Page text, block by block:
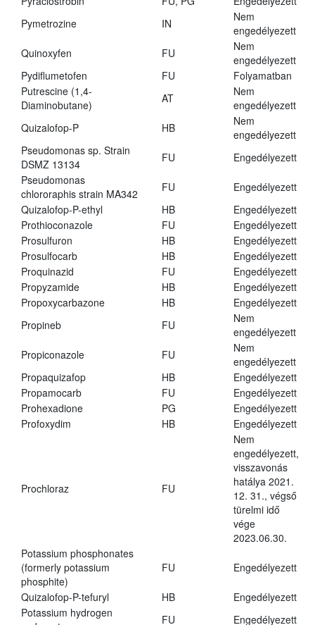
Pymetrozine
IN
Nem
engedélyezett
Quinoxyfen
FU
Nem
engedélyezett
Pydiflumetofen
FU
Folyamatban
Putrescine (1,4-
Diaminobutane)
AT
Nem
engedélyezett
Quizalofop-P
HB
Nem
engedélyezett
Pseudomonas sp. Strain
DSMZ 13134
FU
Engedélyezett
Pseudomonas
chlororaphis strain MA342
FU
Engedélyezett
Quizalofop-P-ethyl
HB
Engedélyezett
Prothioconazole
FU
Engedélyezett
Prosulfuron
HB
Engedélyezett
Prosulfocarb
HB
Engedélyezett
Proquinazid
FU
Engedélyezett
Propyzamide
HB
Engedélyezett
Propoxycarbazone
HB
Engedélyezett
Propineb
FU
Nem
engedélyezett
Propiconazole
FU
Nem
engedélyezett
Propaquizafop
HB
Engedélyezett
Propamocarb
FU
Engedélyezett
Prohexadione
PG
Engedélyezett
Profoxydim
HB Engedélyezett
Prochloraz FU
Nem
engedélyezett,
visszavonás
hatálya 2021.
12. 31., végső
türelmi idő
vége
2023.06.30.
Potassium phosphonates
(formerly potassium
phosphite)
FU Engedélyezett
Quizalofop-P-tefuryl HB
Engedélyezett
Potassium hydrogen
FU Engedélyezett